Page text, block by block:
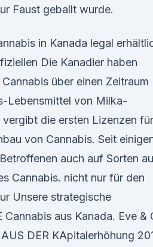
Faust geballt wurde.
in Kanada legal
Die Kanadier haben
über einen Zeitraum
Lebensmittel von Milka-
die ersten Lizenzen für
von Cannabis. Seit
auch auf Sorten
Cannabis. nicht nur für den
Unsere strategische
Cannabis aus Kanada. Eve &
DER KApitalerhöhung